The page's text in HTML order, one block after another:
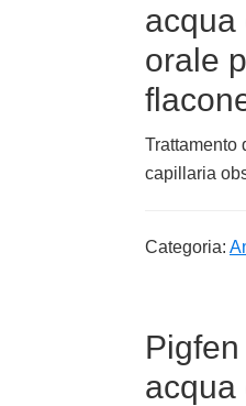
acqua
orale
Trattamento
capillaria
Categoria:
acqua